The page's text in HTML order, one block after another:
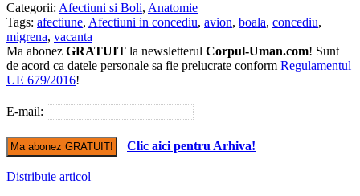
Categorii: Afectiuni si Boli, Anatomie
Tags: afectiune, Afectiuni in concediu, avion, boala, concediu,
migrena, vacanta
Ma abonez GRATUIT la newsletterul Corpul-Uman.com! Sunt
de acord ca datele personale sa fie prelucrate conform Regulamentul
UE 679/2016!
E-mail:
Clic aici pentru Arhiva!
Distribuie articol